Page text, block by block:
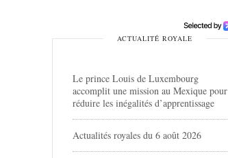
ACTUALITÉ ROYALE
Le prince Louis de Luxembourg
accomplit une mission au Mexique pour
réduire les inégalités d’apprentissage
Actualités royales du 6 août 2026